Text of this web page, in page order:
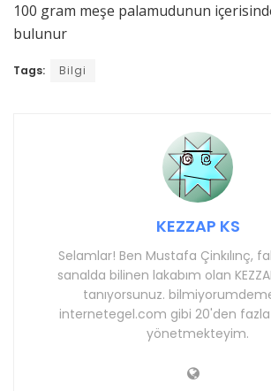
100 gram meşe palamudunun
bulunur
Tags: Bilgi
KEZZAP KS
Selamlar! Ben Mustafa Çinkılınç,
sanalda bilinen lakabım olan
tanıyorsunuz.
internetegel.com gibi 20'den
yönetmekteyim.